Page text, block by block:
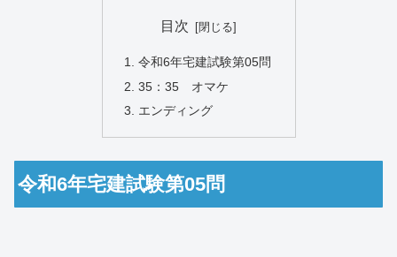
目次
令和6年宅建試験第05問
35：35 オマケ
エンディング
令和6年宅建試験第05問